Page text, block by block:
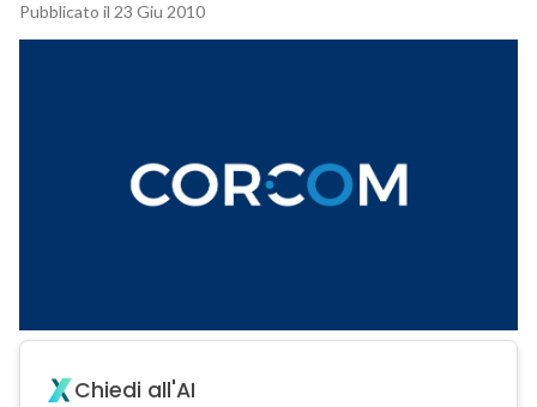
Pubblicato il 23 Giu 2010
Chiedi all'AI